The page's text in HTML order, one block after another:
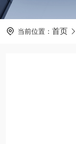
当前位置： 首页